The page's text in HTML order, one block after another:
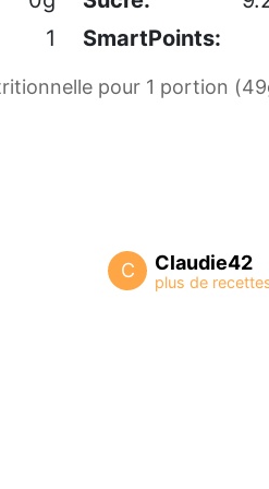
1 SmartPoints:
pour 1 portion
C Claudie42